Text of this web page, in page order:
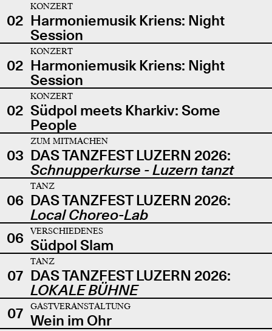
02
KONZERT
Harmoniemusik Kriens: Night
Session
02
KONZERT
Harmoniemusik Kriens: Night
Session
02
KONZERT
Südpol meets Kharkiv: Some
People
03
ZUM MITMACHEN
DAS TANZFEST LUZERN 2026:
Schnupperkurse - Luzern tanzt
06
TANZ
DAS TANZFEST LUZERN 2026:
Local Choreo-Lab
06
VERSCHIEDENES
Südpol Slam
07
TANZ
DAS TANZFEST LUZERN 2026:
LOKALE BÜHNE
07
GASTVERANSTALTUNG
Wein im Ohr